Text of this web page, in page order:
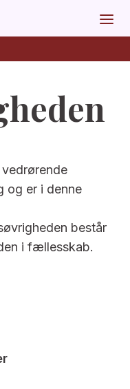
og er i denne
består
i fællesskab.